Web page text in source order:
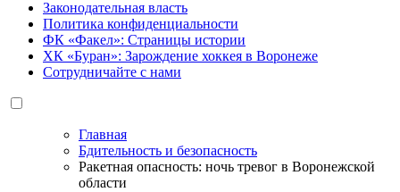
Законодательная власть
Политика конфиденциальности
ФК «Факел»: Страницы истории
ХК «Буран»: Зарождение хоккея в Воронеже
Сотрудничайте с нами
Главная
Бдительность и безопасность
Ракетная опасность: ночь тревог в Воронежской
области